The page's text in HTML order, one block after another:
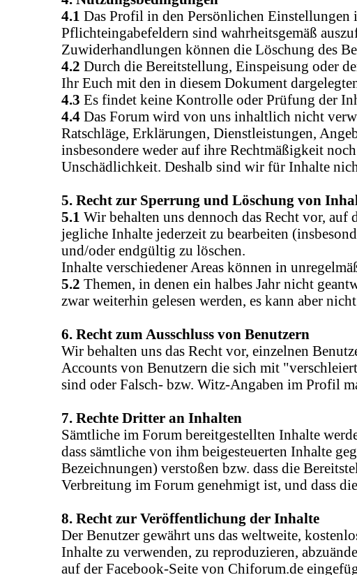
4.1 Das Profil in den Persönlichen
Pflichteingabefeldern sind wahrheitsgemäß
Zuwiderhandlungen können die Löschung des
4.2 Durch die Bereitstellung, Einspeisung oder
Ihr Euch mit den in diesem Dokument
4.3 Es findet keine Kontrolle oder Prüfung der
4.4 Das Forum wird von uns inhaltlich nicht
Ratschläge, Erklärungen, Dienstleistungen,
insbesondere weder auf ihre Rechtmäßigkeit
Unschädlichkeit. Deshalb sind wir für Inhalte
5. Recht zur Sperrung und Löschung von
5.1 Wir behalten uns dennoch das Recht vor, auf
jegliche Inhalte jederzeit zu bearbeiten
und/oder endgültig zu löschen.
Inhalte verschiedener Areas können in
5.2 Themen, in denen ein halbes Jahr nicht
zwar weiterhin gelesen werden, es kann aber
6. Recht zum Ausschluss von Benutzern
Wir behalten uns das Recht vor, einzelnen
Accounts von Benutzern die sich mit
sind oder Falsch- bzw. Witz-Angaben im Profil
7. Rechte Dritter an Inhalten
Sämtliche im Forum bereitgestellten Inhalte
dass sämtliche von ihm beigesteuerten Inhalte
Bezeichnungen) verstoßen bzw. dass die
Verbreitung im Forum genehmigt ist, und dass
8. Recht zur Veröffentlichung der Inhalte
Der Benutzer gewährt uns das weltweite,
Inhalte zu verwenden, zu reproduzieren,
auf der Facebook-Seite von Chiforum.de